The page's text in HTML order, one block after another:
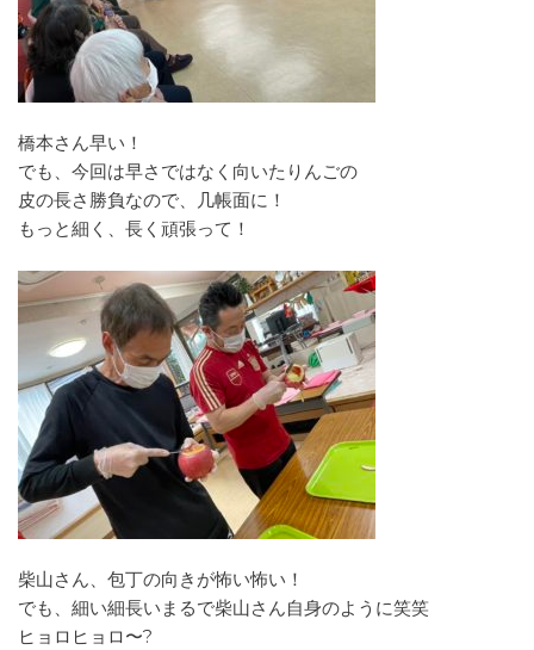
橋本さん早い！
でも、今回は早さではなく向いたりんごの
皮の長さ勝負なので、几帳面に！
もっと細く、長く頑張って！
柴山さん、包丁の向きが怖い怖い！
でも、細い細長いまるで柴山さん自身のように笑笑
ヒョロヒョロ〜?